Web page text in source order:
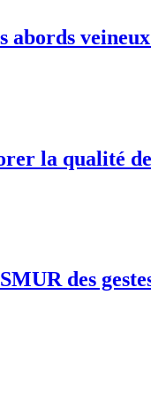
abords
la qualité
des